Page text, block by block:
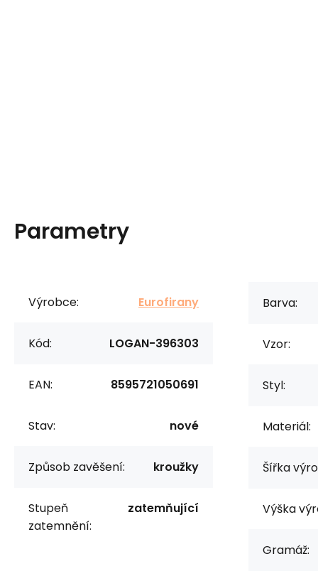
Parametry
Výrobce: Eurofirany
Kód: LOGAN-396303
EAN: 8595721050691
Stav: nové
Způsob zavěšení: kroužky
Stupeň
zatemnění:
zatemňující
Barva:
Vzor:
Styl:
Materiál:
Šířka
Výška
Gramáž: